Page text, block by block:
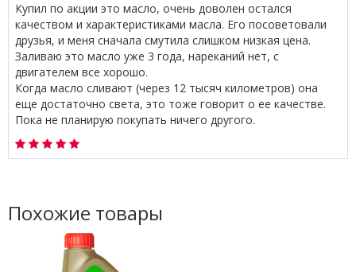
Купил по акции это масло, очень доволен остался
качеством и характеристиками масла. Его посоветовали
друзья, и меня сначала смутила слишком низкая цена.
Заливаю это масло уже 3 года, нареканий нет, с
двигателем все хорошо.
Когда масло сливают (через 12 тысяч километров) она
еще достаточно света, это тоже говорит о ее качестве.
Пока не планирую покупать ничего другого.
Похожие товары